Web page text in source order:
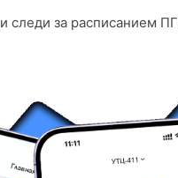
следи за расписанием